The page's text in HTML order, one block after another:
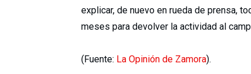
explicar, de nuevo en rueda de prensa,
meses para devolver la actividad al
(Fuente: La Opinión de Zamora).